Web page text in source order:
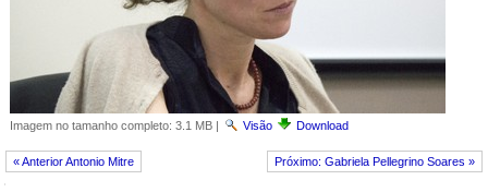
Imagem no tamanho completo: 3.1 MB| Visão Download
« Anterior Antonio Mitre Próximo: Gabriela Pellegrino Soares »